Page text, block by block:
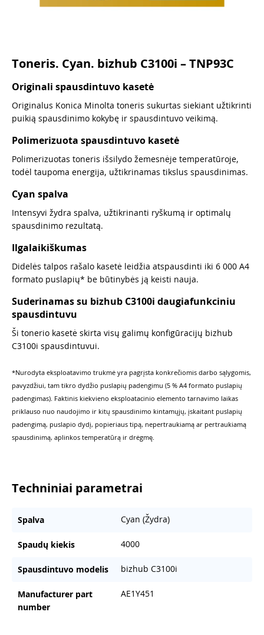
Toneris. Cyan. bizhub C3100i – TNP93C
Originali spausdintuvo kasetė
Originalus Konica Minolta toneris sukurtas siekiant užtikrinti
puikią spausdinimo kokybę ir spausdintuvo veikimą.
Polimerizuota spausdintuvo kasetė
Polimerizuotas toneris išsilydo žemesnėje temperatūroje,
todėl taupoma energija, užtikrinamas tikslus spausdinimas.
Cyan spalva
Intensyvi žydra spalva, užtikrinanti ryškumą ir optimalų
spausdinimo rezultatą.
Ilgalaikiškumas
Didelės talpos rašalo kasetė leidžia atspausdinti iki 6 000 A4
formato puslapių* be būtinybės ją keisti nauja.
Suderinamas su bizhub C3100i daugiafunkciniu
spausdintuvu
Ši tonerio kasetė skirta visų galimų konfigūracijų bizhub
C3100i spausdintuvui.
*Nurodyta eksploatavimo trukmė yra pagrįsta konkrečiomis darbo sąlygomis,
pavyzdžiui, tam tikro dydžio puslapių padengimu (5 % A4 formato puslapių
padengimas). Faktinis kiekvieno eksploatacinio elemento tarnavimo laikas
priklauso nuo naudojimo ir kitų spausdinimo kintamųjų, įskaitant puslapių
padengimą, puslapio dydį, popieriaus tipą, nepertraukiamą ar pertraukiamą
spausdinimą, aplinkos temperatūrą ir drėgmę.
Techniniai parametrai
Spalva Cyan (Žydra)
Spaudų kiekis 4000
Spausdintuvo modelis bizhub C3100i
Manufacturer part
number
AE1Y451